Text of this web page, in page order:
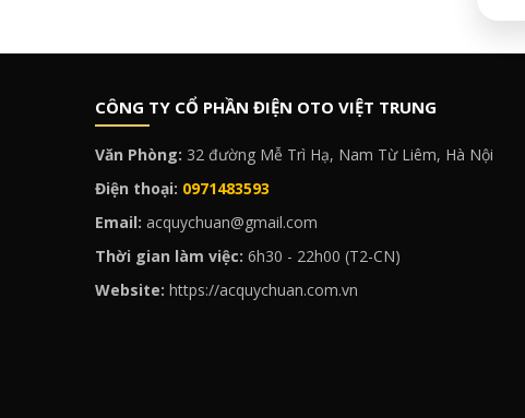
CÔNG TY CỔ PHẦN ĐIỆN OTO VIỆT TRUNG
Văn Phòng: 32 đường Mễ Trì Hạ, Nam Từ Liêm, Hà Nội
Điện thoại: 0971483593
Email: acquychuan@gmail.com
Thời gian làm việc: 6h30 - 22h00 (T2-CN)
Website: https://acquychuan.com.vn